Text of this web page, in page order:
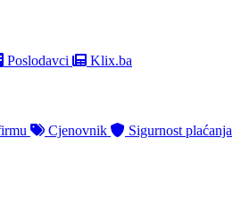
Poslodavci Klix.ba
Cjenovnik Sigurnost plaćanja